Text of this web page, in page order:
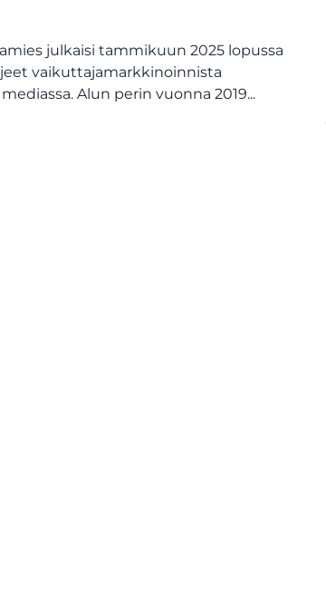
julkaisi tammikuun 2025 lopussa
vaikuttajamarkkinoinnista
Alun perin vuonna 2019...